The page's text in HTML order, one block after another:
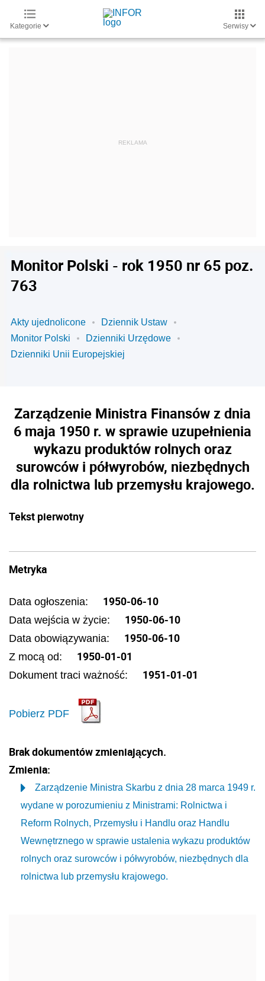
Kategorie Serwisy
Monitor Polski - rok 1950 nr 65 poz.
763
Akty ujednolicone
Dziennik Ustaw
Monitor Polski
Dzienniki Urzędowe
Dzienniki Unii Europejskiej
Zarządzenie Ministra Finansów z dnia
6 maja 1950 r. w sprawie uzupełnienia
wykazu produktów rolnych oraz
surowców i półwyrobów, niezbędnych
dla rolnictwa lub przemysłu krajowego.
Tekst pierwotny
Metryka
Data ogłoszenia: 1950-06-10
Data wejścia w życie: 1950-06-10
Data obowiązywania: 1950-06-10
Z mocą od: 1950-01-01
Dokument traci ważność: 1951-01-01
Pobierz PDF
Brak dokumentów zmieniających.
Zmienia:
Zarządzenie Ministra Skarbu z dnia 28 marca 1949 r.
wydane w porozumieniu z Ministrami: Rolnictwa i
Reform Rolnych, Przemysłu i Handlu oraz Handlu
Wewnętrznego w sprawie ustalenia wykazu produktów
rolnych oraz surowców i półwyrobów, niezbędnych dla
rolnictwa lub przemysłu krajowego.